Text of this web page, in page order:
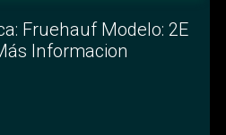
Fruehauf Modelo: 2E
Informacion